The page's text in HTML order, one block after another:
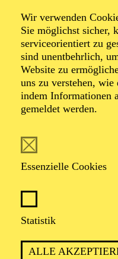
Wir verwenden
Sie möglichst sicher,
serviceorientiert zu
sind unentbehrlich,
Website zu
uns zu verstehen,
indem Informationen
gemeldet werden.
Essenzielle Cookies
Statistik
ALLE
Werke von John